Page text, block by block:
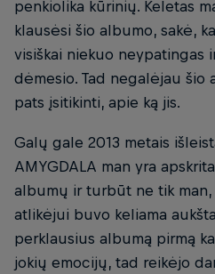
penkiolika kūrinių. Keletas
klausėsi šio albumo, sakė,
visiškai niekuo neypatingas
dėmesio. Tad negalėjau
pats įsitikinti, apie ką jis.
Galų gale 2013 metais
AMYGDALA man yra
albumų ir turbūt ne tik
atlikėjui buvo keliama
perklausius albumą pirmą
jokių emocijų, tad reikėjo